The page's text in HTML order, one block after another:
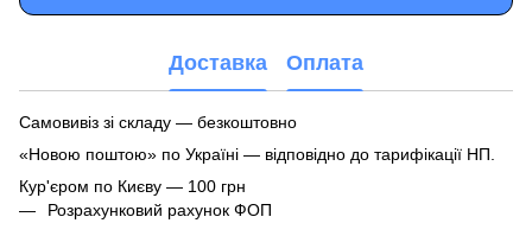
Доставка Оплата
Самовивіз зі складу — безкоштовно
«Новою поштою» по Україні — відповідно до тарифікації НП.
Кур'єром по Києву — 100 грн
Розрахунковий рахунок ФОП